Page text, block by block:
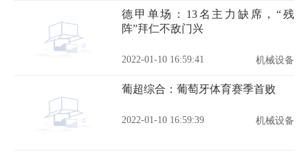
德甲单场：13名主力缺席，“残
阵”拜仁不敌门兴
2022-01-10 16:59:41 机械设备
葡超综合：葡萄牙体育赛季首败
2022-01-10 16:59:39 机械设备